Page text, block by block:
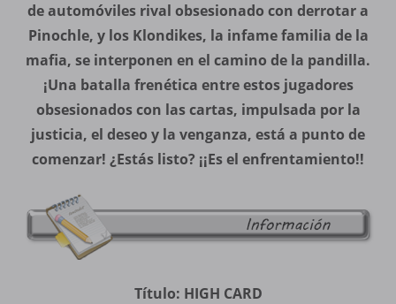
de automóviles rival obsesionado con derrotar a
Pinochle, y los Klondikes, la infame familia de la
mafia, se interponen en el camino de la pandilla.
¡Una batalla frenética entre estos jugadores
obsesionados con las cartas, impulsada por la
justicia, el deseo y la venganza, está a punto de
comenzar! ¿Estás listo? ¡¡Es el enfrentamiento!!
Título: HIGH CARD